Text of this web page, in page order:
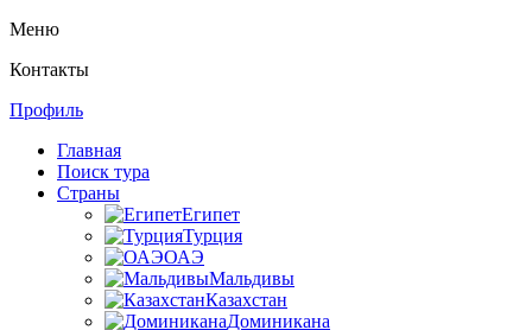
Меню
Контакты
Профиль
Главная
Поиск тура
Страны
Египет
Турция
ОАЭ
Мальдивы
Казахстан
Доминикана